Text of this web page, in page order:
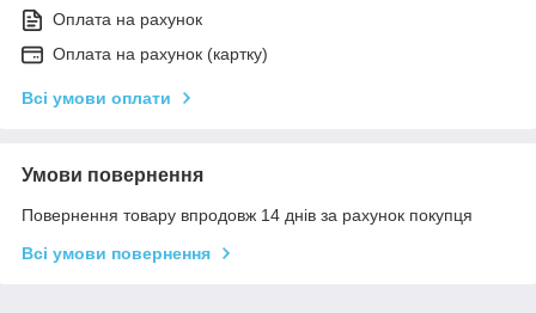
Оплата на рахунок
Оплата на рахунок (картку)
Всі умови оплати
Умови повернення
Повернення товару впродовж 14 днів за рахунок покупця
Всі умови повернення